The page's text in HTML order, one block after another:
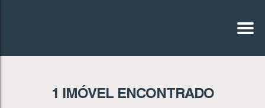
1 IMÓVEL ENCONTRADO